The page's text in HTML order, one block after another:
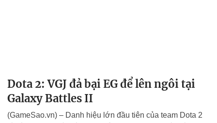
Dota 2: VGJ đả bại EG để lên ngôi tại
Galaxy Battles II
(GameSao.vn) – Danh hiệu lớn đầu tiên của team Dota 2